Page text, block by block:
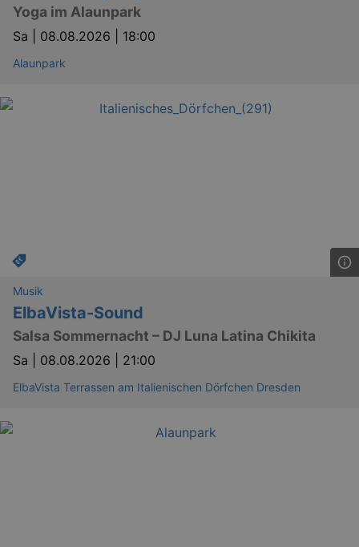
Yoga im Alaunpark
Sa | 08.08.2026 | 18:00
Alaunpark
Musik
ElbaVista-Sound
Salsa Sommernacht – DJ Luna Latina Chikita
Sa | 08.08.2026 | 21:00
ElbaVista Terrassen am Italienischen Dörfchen Dresden